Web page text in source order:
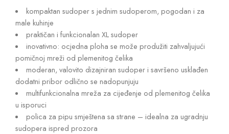
kompaktan sudoper s jednim sudoperom, pogodan i za
male kuhinje
praktičan i funkcionalan XL sudoper
inovativno: ocjedna ploha se može produžiti zahvaljujući
pomičnoj mreži od plemenitog čelika
moderan, valovito dizajniran sudoper i savršeno usklađen
dodatni pribor odlično se nadopunjuju
multifunkcionalna mreža za cijeđenje od plemenitog čelika
u isporuci
polica za pipu smještena sa strane – idealna za ugradnju
sudopera ispred prozora